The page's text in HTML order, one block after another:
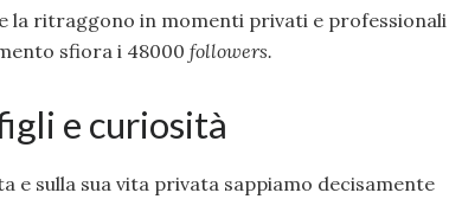
la ritraggono in momenti privati e professionali
sfiora i 48000 followers.
e curiosità
e sulla sua vita privata sappiamo decisamente